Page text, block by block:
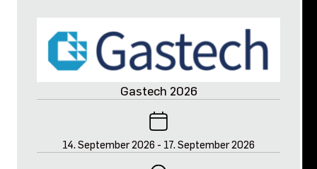
Gastech 2026
14. September 2026 - 17. September 2026